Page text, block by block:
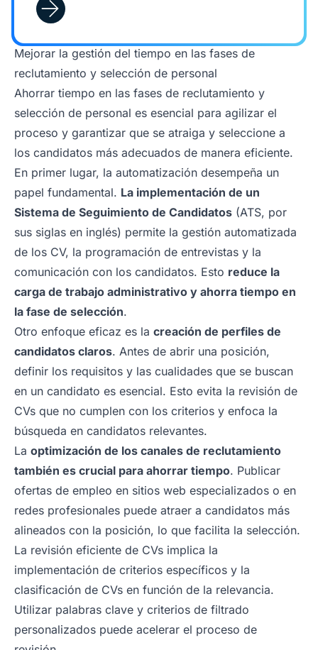
Mejorar la gestión del tiempo en las fases de
reclutamiento y selección de personal
Ahorrar tiempo en las fases de reclutamiento y
selección de personal es esencial para agilizar el
proceso y garantizar que se atraiga y seleccione a
los candidatos más adecuados de manera eficiente.
En primer lugar, la automatización desempeña un
papel fundamental. La implementación de un
Sistema de Seguimiento de Candidatos (ATS, por
sus siglas en inglés) permite la gestión automatizada
de los CV, la programación de entrevistas y la
comunicación con los candidatos. Esto reduce la
carga de trabajo administrativo y ahorra tiempo en
la fase de selección.
Otro enfoque eficaz es la creación de perfiles de
candidatos claros. Antes de abrir una posición,
definir los requisitos y las cualidades que se buscan
en un candidato es esencial. Esto evita la revisión de
CVs que no cumplen con los criterios y enfoca la
búsqueda en candidatos relevantes.
La optimización de los canales de reclutamiento
también es crucial para ahorrar tiempo. Publicar
ofertas de empleo en sitios web especializados o en
redes profesionales puede atraer a candidatos más
alineados con la posición, lo que facilita la selección.
La revisión eficiente de CVs implica la
implementación de criterios específicos y la
clasificación de CVs en función de la relevancia.
Utilizar palabras clave y criterios de filtrado
personalizados puede acelerar el proceso de